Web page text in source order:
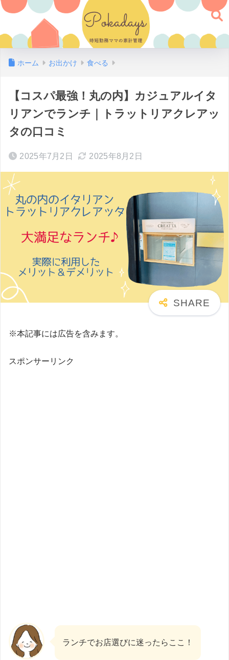
ホーム お出かけ 食べる
【コスパ最強！丸の内】カジュアルイタ
リアンでランチ｜トラットリアクレアッ
タの口コミ
2025年7月2日 2025年8月2日
※本記事には広告を含みます。
スポンサーリンク
ランチでお店選びに迷ったらここ！